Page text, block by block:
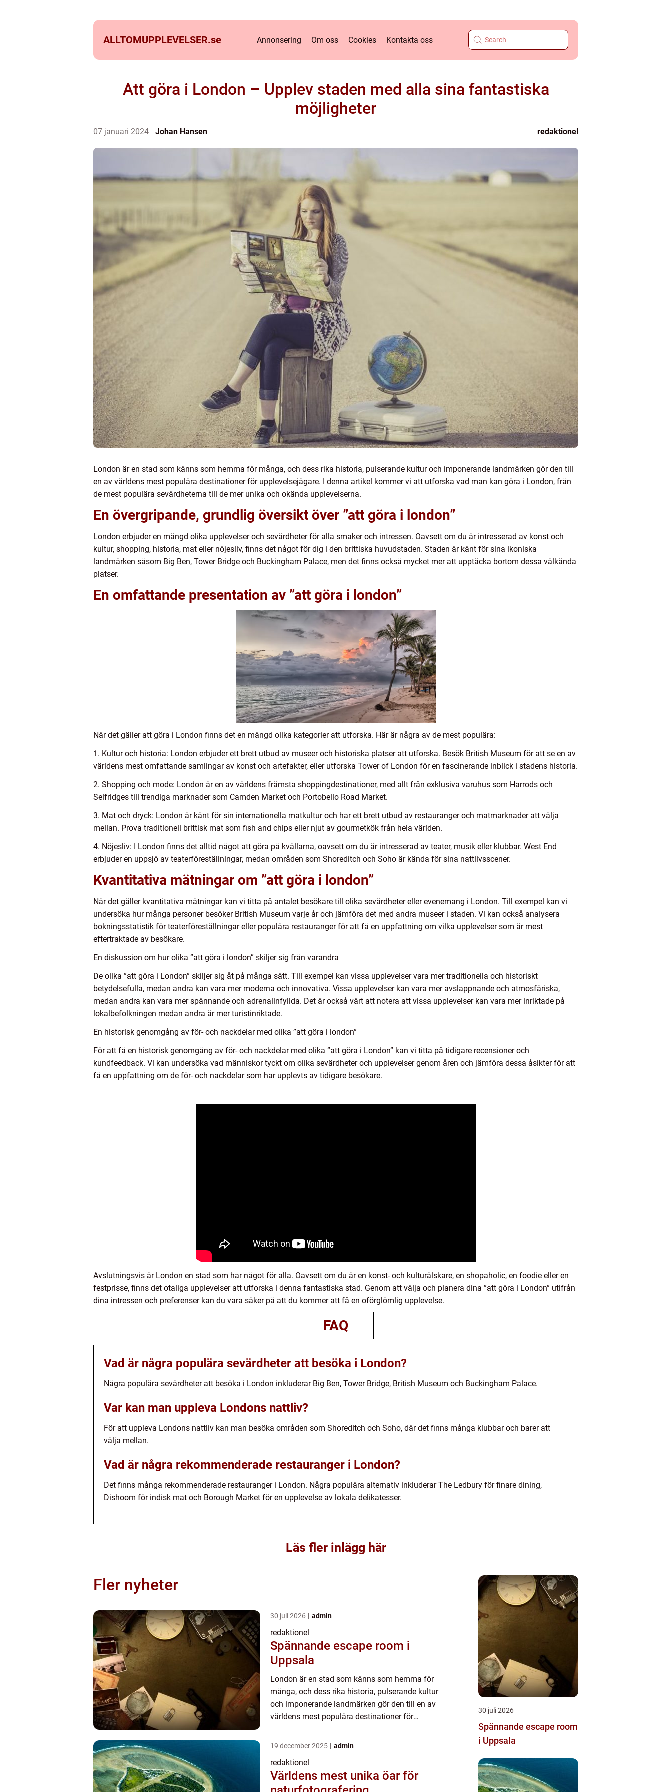
ALLTOMUPPLEVELSER.se Annonsering Om oss Cookies Kontakta oss
Att göra i London – Upplev staden med alla sina fantastiska
möjligheter
07 januari 2024 Johan Hansen redaktionel
London är en stad som känns som hemma för många, och dess rika historia, pulserande kultur och imponerande landmärken gör den till
en av världens mest populära destinationer för upplevelsejägare. I denna artikel kommer vi att utforska vad man kan göra i London, från
de mest populära sevärdheterna till de mer unika och okända upplevelserna.
En övergripande, grundlig översikt över ”att göra i london”
London erbjuder en mängd olika upplevelser och sevärdheter för alla smaker och intressen. Oavsett om du är intresserad av konst och
kultur, shopping, historia, mat eller nöjesliv, finns det något för dig i den brittiska huvudstaden. Staden är känt för sina ikoniska
landmärken såsom Big Ben, Tower Bridge och Buckingham Palace, men det finns också mycket mer att upptäcka bortom dessa välkända
platser.
En omfattande presentation av ”att göra i london”
När det gäller att göra i London finns det en mängd olika kategorier att utforska. Här är några av de mest populära:
1. Kultur och historia: London erbjuder ett brett utbud av museer och historiska platser att utforska. Besök British Museum för att se en av
världens mest omfattande samlingar av konst och artefakter, eller utforska Tower of London för en fascinerande inblick i stadens historia.
2. Shopping och mode: London är en av världens främsta shoppingdestinationer, med allt från exklusiva varuhus som Harrods och
Selfridges till trendiga marknader som Camden Market och Portobello Road Market.
3. Mat och dryck: London är känt för sin internationella matkultur och har ett brett utbud av restauranger och matmarknader att välja
mellan. Prova traditionell brittisk mat som fish and chips eller njut av gourmetkök från hela världen.
4. Nöjesliv: I London finns det alltid något att göra på kvällarna, oavsett om du är intresserad av teater, musik eller klubbar. West End
erbjuder en uppsjö av teaterföreställningar, medan områden som Shoreditch och Soho är kända för sina nattlivsscener.
Kvantitativa mätningar om ”att göra i london”
När det gäller kvantitativa mätningar kan vi titta på antalet besökare till olika sevärdheter eller evenemang i London. Till exempel kan vi
undersöka hur många personer besöker British Museum varje år och jämföra det med andra museer i staden. Vi kan också analysera
bokningsstatistik för teaterföreställningar eller populära restauranger för att få en uppfattning om vilka upplevelser som är mest
eftertraktade av besökare.
En diskussion om hur olika ”att göra i london” skiljer sig från varandra
De olika ”att göra i London” skiljer sig åt på många sätt. Till exempel kan vissa upplevelser vara mer traditionella och historiskt
betydelsefulla, medan andra kan vara mer moderna och innovativa. Vissa upplevelser kan vara mer avslappnande och atmosfäriska,
medan andra kan vara mer spännande och adrenalinfyllda. Det är också värt att notera att vissa upplevelser kan vara mer inriktade på
lokalbefolkningen medan andra är mer turistinriktade.
En historisk genomgång av för- och nackdelar med olika ”att göra i london”
För att få en historisk genomgång av för- och nackdelar med olika ”att göra i London” kan vi titta på tidigare recensioner och
kundfeedback. Vi kan undersöka vad människor tyckt om olika sevärdheter och upplevelser genom åren och jämföra dessa åsikter för att
få en uppfattning om de för- och nackdelar som har upplevts av tidigare besökare.
Avslutningsvis är London en stad som har något för alla. Oavsett om du är en konst- och kulturälskare, en shopaholic, en foodie eller en
festprisse, finns det otaliga upplevelser att utforska i denna fantastiska stad. Genom att välja och planera dina ”att göra i London” utifrån
dina intressen och preferenser kan du vara säker på att du kommer att få en oförglömlig upplevelse.
FAQ
Vad är några populära sevärdheter att besöka i London?
Några populära sevärdheter att besöka i London inkluderar Big Ben, Tower Bridge, British Museum och Buckingham Palace.
Var kan man uppleva Londons nattliv?
För att uppleva Londons nattliv kan man besöka områden som Shoreditch och Soho, där det finns många klubbar och barer att
välja mellan.
Vad är några rekommenderade restauranger i London?
Det finns många rekommenderade restauranger i London. Några populära alternativ inkluderar The Ledbury för finare dining,
Dishoom för indisk mat och Borough Market för en upplevelse av lokala delikatesser.
Läs fler inlägg här
Fler nyheter
30 juli 2026 admin
redaktionel
Spännande escape room i
Uppsala
London är en stad som känns som hemma för
många, och dess rika historia, pulserande kultur
och imponerande landmärken gör den till en av
världens mest populära destinationer för
utforska vad man kan gör...
19 december 2025 admin
redaktionel
Världens mest unika öar för
30 juli 2026
Spännande escape room
i Uppsala